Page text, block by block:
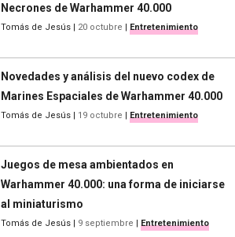
Necrones de Warhammer 40.000
Tomás de Jesús | 20 octubre | Entretenimiento
Novedades y análisis del nuevo codex de
Marines Espaciales de Warhammer 40.000
Tomás de Jesús | 19 octubre | Entretenimiento
Juegos de mesa ambientados en
Warhammer 40.000: una forma de iniciarse
al miniaturismo
Tomás de Jesús | 9 septiembre | Entretenimiento